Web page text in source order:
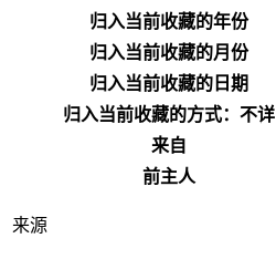
归入当前收藏的年份
归入当前收藏的月份
归入当前收藏的日期
归入当前收藏的方式：不详
来自
前主人
来源